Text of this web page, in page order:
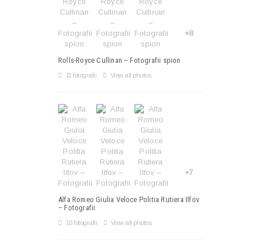
+8
Rolls-Royce Cullinan – Fotografii spion
11 fotografii View all photos
+7
Alfa Romeo Giulia Veloce Politia Rutiera Ilfov
– Fotografii
10 fotografii View all photos